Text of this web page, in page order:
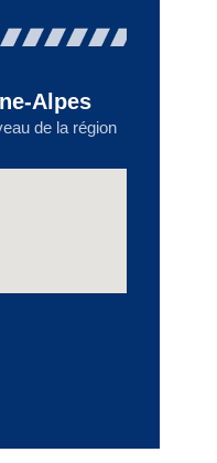
Alpes
de la région